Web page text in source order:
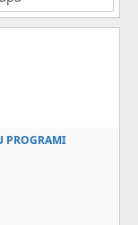
PROGRAMI